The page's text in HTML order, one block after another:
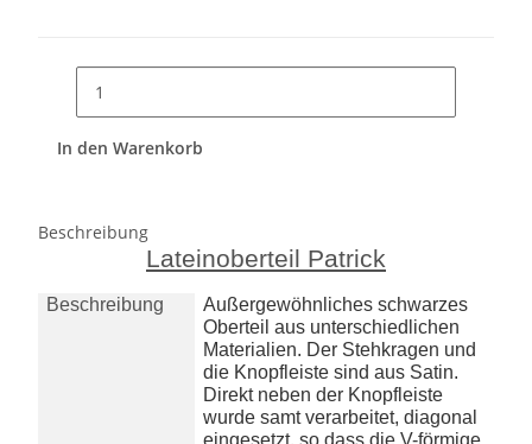
In den Warenkorb
Beschreibung
Lateinoberteil Patrick
Beschreibung
Außergewöhnliches schwarzes
Oberteil aus unterschiedlichen
Materialien. Der Stehkragen und
die Knopfleiste sind aus Satin.
Direkt neben der Knopfleiste
wurde samt verarbeitet, diagonal
eingesetzt, so dass die V-förmige